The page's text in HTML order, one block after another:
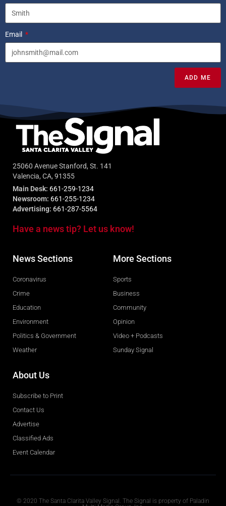
Email
ADD ME
25060 Avenue Stanford, St. 141
Valencia, CA, 91355
Main Desk: 661-259-1234
Newsroom: 661-255-1234
Advertising: 661-287-5564
Have a news tip? Let us know!
News Sections
Coronavirus
Crime
Education
Environment
Politics & Government
Weather
More Sections
Sports
Business
Community
Opinion
Video + Podcasts
Sunday Signal
About Us
Subscribe to Print
Contact Us
Advertise
Classified Ads
Event Calendar
© 2020 The Santa Clarita Valley Signal. The Signal is property of Paladin